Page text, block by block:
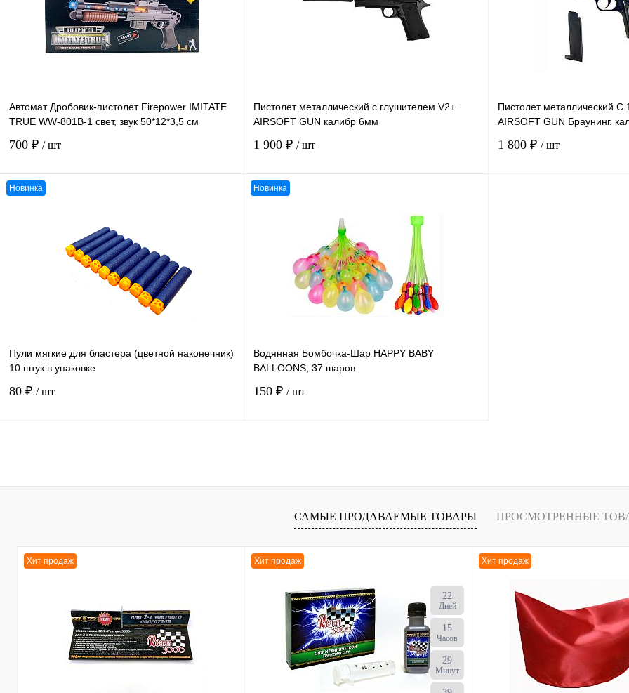
В избранное
В
наличии
наличии
Автомат Дробовик-пистолет Firepower IMITATE
TRUE WW-801B-1 свет, звук 50*12*3,5 см
700 ₽ / шт
наличии
Пистолет металлический с глушителем V2+
AIRSOFT GUN калибр 6мм
1 900 ₽ / шт
В избранное
наличии
Пистолет металлический
AIRSOFT GUN Браунинг.
1 800 ₽ / шт
Новинка
Пули мягкие для бластера (цветной наконечник)
10 штук в упаковке
80 ₽ / шт
К сравнению
Новинка
Водянная Бомбочка-Шар HAPPY BABY
BALLOONS, 37 шаров
150 ₽ / шт
К сравнению
САМЫЕ ПРОДАВАЕМЫЕ ТОВАРЫ ПРОСМОТРЕННЫЕ
Хит продаж Хит продаж
22
Дней
15
Часов
29
Минут
Хит продаж